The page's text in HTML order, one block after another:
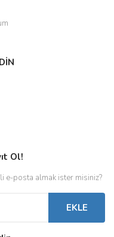
Ol!
e-posta almak ister misiniz?
EKLE